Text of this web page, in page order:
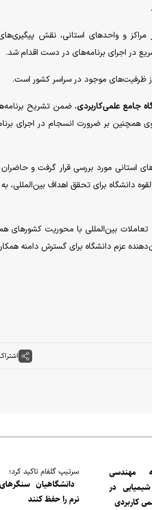
و واحدهای استانی، نقش
در اجرای برنامه‌های در دست اقدام شد.
از ظرفیت‌های موجود در سراسر کشور است.
جامع علمی‌کاربردی، ضمن تشریح
همچنین بر ضرورت انسجام در اجرای
استانی مورد بررسی قرار گرفت و حاضران
دانشگاه برای تحقق اهداف بین‌المللی،
بین‌المللی با محوریت کشورهای
عزم دانشگاه برای گسترش دامنه
مهندسی
در
کاربردی
سرتیپ گلفام تاکید کرد؛
دانشگاهیان
نرم را حفظ کنند